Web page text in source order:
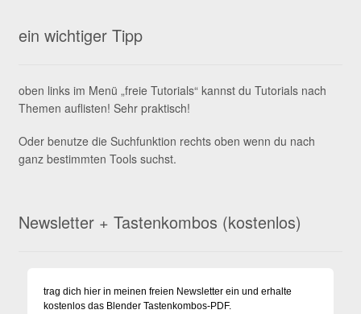
ein wichtiger Tipp
oben links im Menü „freie Tutorials“ kannst du Tutorials nach
Themen auflisten! Sehr praktisch!
Oder benutze die Suchfunktion rechts oben wenn du nach
ganz bestimmten Tools suchst.
Newsletter + Tastenkombos (kostenlos)
trag dich hier in meinen freien Newsletter ein und erhalte
kostenlos das Blender Tastenkombos-PDF.